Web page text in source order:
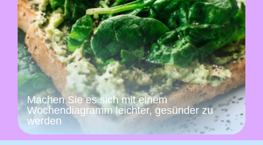
Machen Sie es sich mit einem
Wochendiagramm leichter, gesünder zu
werden